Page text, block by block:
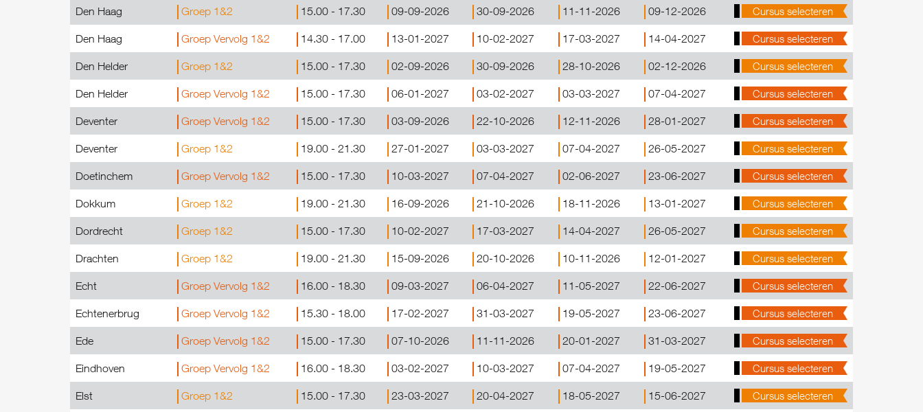
Den Haag Groep 1&2 15.00 - 17.30 09-09-2026 30-09-2026 11-11-2026 09-12-2026 Cursus selecteren
Den Haag Groep Vervolg 1&2 14.30 - 17.00 13-01-2027 10-02-2027 17-03-2027 14-04-2027 Cursus selecteren
Den Helder Groep 1&2 15.00 - 17.30 02-09-2026 30-09-2026 28-10-2026 02-12-2026 Cursus selecteren
Den Helder Groep Vervolg 1&2 15.00 - 17.30 06-01-2027 03-02-2027 03-03-2027 07-04-2027 Cursus selecteren
Deventer Groep Vervolg 1&2 15.00 - 17.30 03-09-2026 22-10-2026 12-11-2026 28-01-2027 Cursus selecteren
Deventer Groep 1&2 19.00 - 21.30 27-01-2027 03-03-2027 07-04-2027 26-05-2027 Cursus selecteren
Doetinchem Groep Vervolg 1&2 15.00 - 17.30 10-03-2027 07-04-2027 02-06-2027 23-06-2027 Cursus selecteren
Dokkum Groep 1&2 19.00 - 21.30 16-09-2026 21-10-2026 18-11-2026 13-01-2027 Cursus selecteren
Dordrecht Groep 1&2 15.00 - 17.30 10-02-2027 17-03-2027 14-04-2027 26-05-2027 Cursus selecteren
Drachten Groep 1&2 19.00 - 21.30 15-09-2026 20-10-2026 10-11-2026 12-01-2027 Cursus selecteren
Echt Groep Vervolg 1&2 16.00 - 18.30 09-03-2027 06-04-2027 11-05-2027 22-06-2027 Cursus selecteren
Echtenerbrug Groep Vervolg 1&2 15.30 - 18.00 17-02-2027 31-03-2027 19-05-2027 23-06-2027 Cursus selecteren
Ede Groep Vervolg 1&2 15.00 - 17.30 07-10-2026 11-11-2026 20-01-2027 31-03-2027 Cursus selecteren
Eindhoven Groep Vervolg 1&2 16.00 - 18.30 03-02-2027 10-03-2027 07-04-2027 19-05-2027 Cursus selecteren
Elst Groep 1&2 15.00 - 17.30 23-03-2027 20-04-2027 18-05-2027 15-06-2027 Cursus selecteren